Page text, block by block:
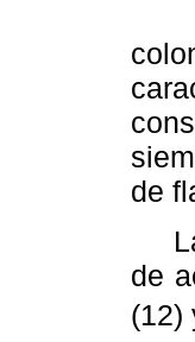
de
de
(12)